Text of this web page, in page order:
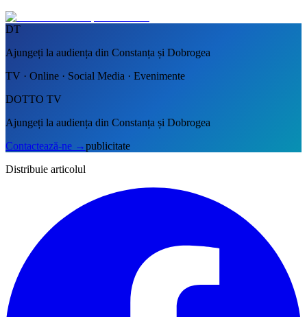
DT
Ajungeți la audiența din Constanța și Dobrogea
TV · Online · Social Media · Evenimente
DOTTO TV
Ajungeți la audiența din Constanța și Dobrogea
Contactează-ne →publicitate
Distribuie articolul